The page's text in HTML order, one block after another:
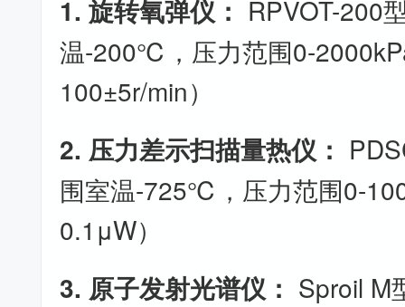
1. 旋转氧弹仪： RPVOT-200
温-200℃，压力范围0-
100±5r/min）
2. 压力差示扫描量热仪：
围室温-725℃，压力范围0-
0.1μW）
3. 原子发射光谱仪： Sproil M